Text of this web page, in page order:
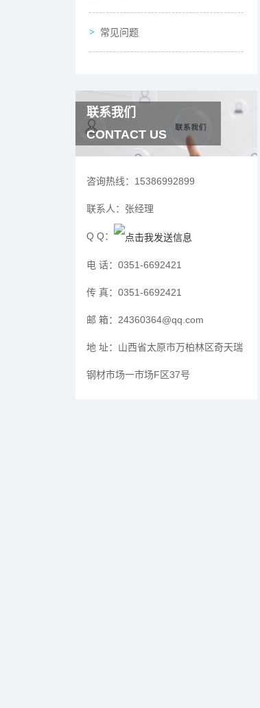
常见问题
联系我们
CONTACT US
咨询热线： 15386992899
联系人： 张经理
Q Q：
电 话： 0351-6692421
传 真： 0351-6692421
邮 箱： 24360364@qq.com
地 址： 山西省太原市万柏林区奇天瑞
钢材市场一市场F区37号